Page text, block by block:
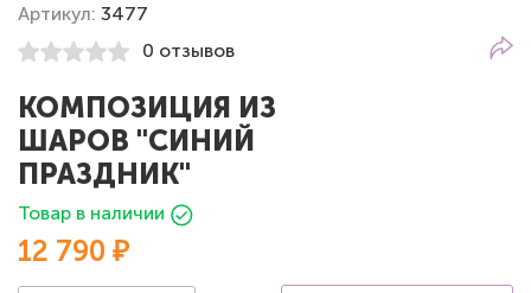
Артикул: 3477
0 отзывов
КОМПОЗИЦИЯ ИЗ
ШАРОВ "СИНИЙ
ПРАЗДНИК"
Товар в наличии
12 790 ₽